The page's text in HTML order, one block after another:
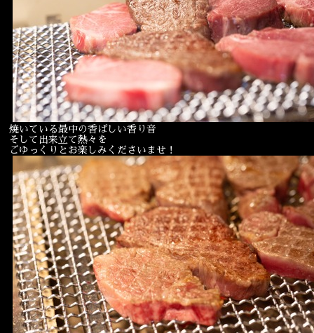
焼いている最中の香ばしい香り音
そして出来立て熱々を
ごゆっくりとお楽しみくださいませ！